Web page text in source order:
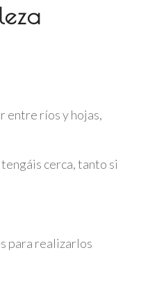
entre ríos y hojas,
cerca, tanto si
para realizarlos